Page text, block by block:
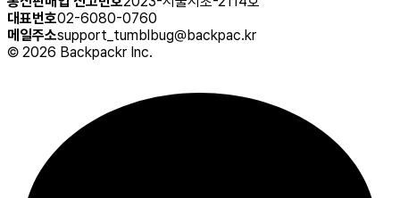
대표번호02-6080-0760
메일주소support_tumblbug@backpac.kr
© 2026 Backpackr Inc.